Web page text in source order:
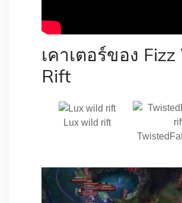
เคาเตอร์ของ
Rift
Lux wild rift